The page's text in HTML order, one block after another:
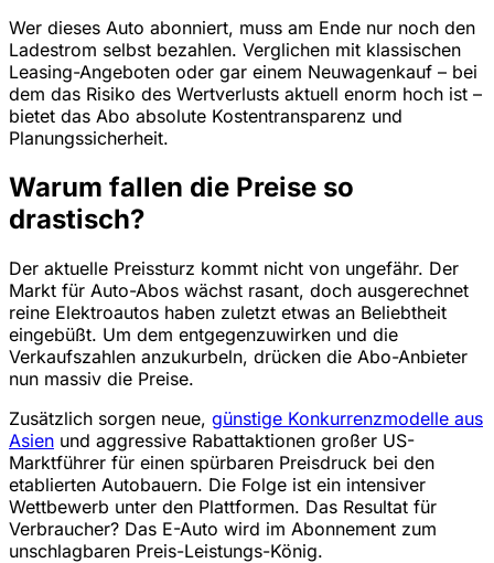
Wer dieses Auto abonniert, muss am Ende nur noch den
Ladestrom selbst bezahlen. Verglichen mit klassischen
Leasing-Angeboten oder gar einem Neuwagenkauf – bei
dem das Risiko des Wertverlusts aktuell enorm hoch ist –
bietet das Abo absolute Kostentransparenz und
Planungssicherheit.
Warum fallen die Preise so
drastisch?
Der aktuelle Preissturz kommt nicht von ungefähr. Der
Markt für Auto-Abos wächst rasant, doch ausgerechnet
reine Elektroautos haben zuletzt etwas an Beliebtheit
eingebüßt. Um dem entgegenzuwirken und die
Verkaufszahlen anzukurbeln, drücken die Abo-Anbieter
nun massiv die Preise.
Zusätzlich sorgen neue, günstige Konkurrenzmodelle aus
Asien und aggressive Rabattaktionen großer US-
Marktführer für einen spürbaren Preisdruck bei den
etablierten Autobauern. Die Folge ist ein intensiver
Wettbewerb unter den Plattformen. Das Resultat für
Verbraucher? Das E-Auto wird im Abonnement zum
unschlagbaren Preis-Leistungs-König.